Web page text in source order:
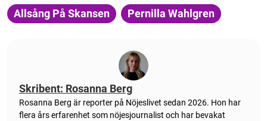
Allsång På Skansen Pernilla Wahlgren
Skribent: Rosanna Berg
Rosanna Berg är reporter på Nöjeslivet sedan 2026. Hon har
flera års erfarenhet som nöjesjournalist och har bevakat